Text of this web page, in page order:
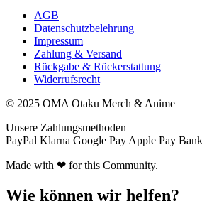
AGB
Datenschutzbelehrung
Impressum
Zahlung & Versand
Rückgabe & Rückerstattung
Widerrufsrecht
© 2025 OMA Otaku Merch & Anime
Unsere Zahlungsmethoden
PayPal Klarna Google Pay Apple Pay
Made with ❤ for this Community.
Wie können wir helfen?